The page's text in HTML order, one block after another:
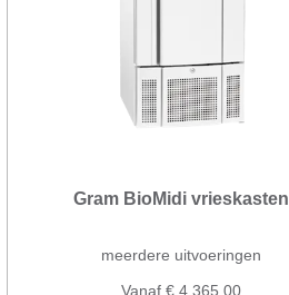
Gram BioMidi vrieskasten
meerdere uitvoeringen
Vanaf € 4.365,00